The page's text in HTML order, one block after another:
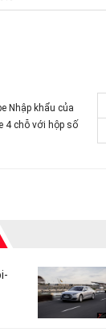
Nhập khẩu của
4 chỗ với hộp số